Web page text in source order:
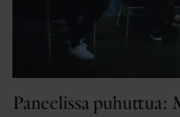
Paneelissa puhuttua: